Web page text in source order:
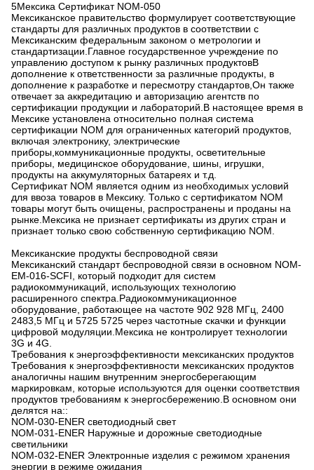
5Мексика Сертификат NOM-050
Мексиканское правительство формулирует соответствующие
стандарты для различных продуктов в соответствии с
Мексиканским федеральным законом о метрологии и
стандартизации.Главное государственное учреждение по
управлению доступом к рынку различных продуктовВ
дополнение к ответственности за различные продукты, в
дополнение к разработке и пересмотру стандартов,Он также
отвечает за аккредитацию и авторизацию агентств по
сертификации продукции и лабораторий.В настоящее время в
Мексике установлена относительно полная система
сертификации NOM для ограниченных категорий продуктов,
включая электронику, электрические
приборы,коммуникационные продукты, осветительные
приборы, медицинское оборудование, шины, игрушки,
продукты на аккумуляторных батареях и т.д.
Сертификат NOM является одним из необходимых условий
для ввоза товаров в Мексику. Только с сертификатом NOM
товары могут быть очищены, распространены и проданы на
рынке.Мексика не признает сертификаты из других стран и
признает только свою собственную сертификацию NOM.
Мексиканские продукты беспроводной связи
Мексиканский стандарт беспроводной связи в основном NOM-
EM-016-SCFI, который подходит для систем
радиокоммуникаций, использующих технологию
расширенного спектра.Радиокоммуникационное
оборудование, работающее на частоте 902 928 МГц, 2400
2483,5 МГц и 5725 5725 через частотные скачки и функции
цифровой модуляции.Мексика не контролирует технологии
3G и 4G.
Требования к энергоэффективности мексиканских продуктов
Требования к энергоэффективности мексиканских продуктов
аналогичны нашим внутренним энергосберегающим
маркировкам, которые используются для оценки соответствия
продуктов требованиям к энергосбережению.В основном они
делятся на::
NOM-030-ENER светодиодный свет
NOM-031-ENER Наружные и дорожные светодиодные
светильники
NOM-032-ENER Электронные изделия с режимом хранения
энергии в режиме ожидания